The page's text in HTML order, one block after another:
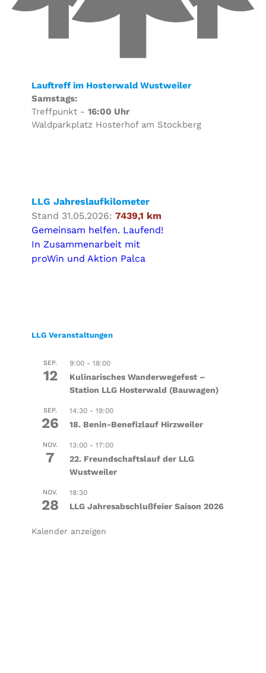
Lauftreff im Hosterwald Wustweiler
Samstags:
Treffpunkt - 16:00 Uhr
Waldparkplatz Hosterhof am Stockberg
LLG Jahreslaufkilometer
Stand 31.05.2026: 7439,1 km
Gemeinsam helfen. Laufend!
In Zusammenarbeit mit
proWin und Aktion Palca
LLG Veranstaltungen
SEP.
12
9:00- 18:00
Kulinarisches Wanderwegefest –
Station LLG Hosterwald (Bauwagen)
SEP.
26
14:30- 19:00
18. Benin-Benefizlauf Hirzweiler
NOV.
7
13:00- 17:00
22. Freundschaftslauf der LLG
Wustweiler
NOV.
28
18:30
LLG Jahresabschlußfeier Saison 2026
Kalender anzeigen